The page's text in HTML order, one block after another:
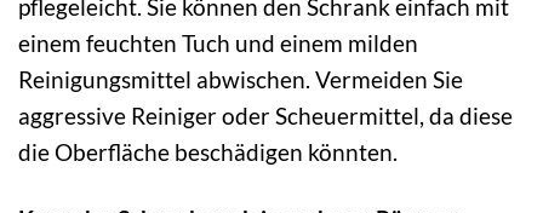
pflegeleicht. Sie können den Schrank einfach mit
einem feuchten Tuch und einem milden
Reinigungsmittel abwischen. Vermeiden Sie
aggressive Reiniger oder Scheuermittel, da diese
die Oberfläche beschädigen könnten.